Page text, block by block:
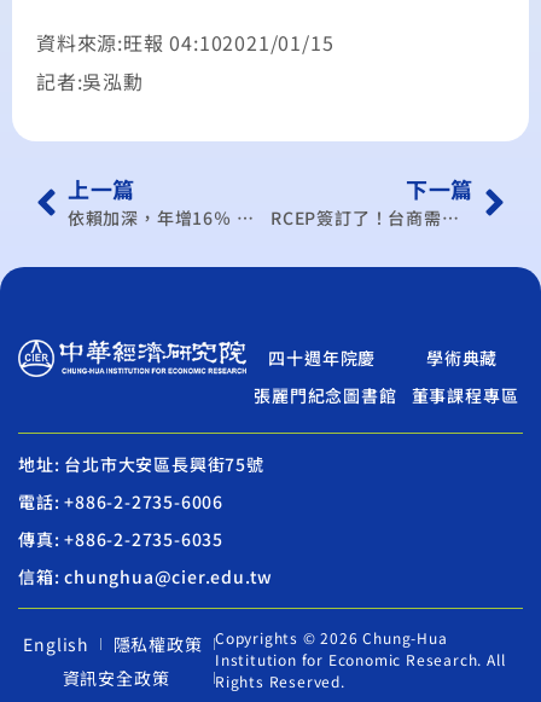
資料來源:旺報 04:102021/01/15
記者:吳泓勳
上一篇
依賴加深，年增16％ 我對陸出口去年突破2千億美元
下一篇
RCEP簽訂了！台商需要轉移供應鏈嗎？
四十週年院慶
學術典藏
張麗門紀念圖書館
董事課程專區
地址: 台北市大安區長興街75號
電話: +886-2-2735-6006
傳真: +886-2-2735-6035
信箱: chunghua@cier.edu.tw
English
隱私權政策
資訊安全政策
Copyrights © 2026 Chung-Hua
Institution for Economic Research. All
Rights Reserved.